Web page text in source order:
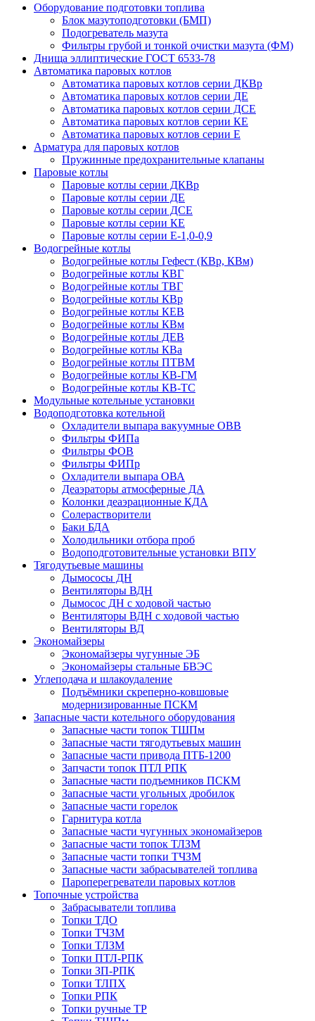
Оборудование подготовки топлива
Блок мазутоподготовки (БМП)
Подогреватель мазута
Фильтры грубой и тонкой очистки мазута (ФМ)
Днища эллиптические ГОСТ 6533-78
Автоматика паровых котлов
Автоматика паровых котлов серии ДКВр
Автоматика паровых котлов серии ДЕ
Автоматика паровых котлов серии ДСЕ
Автоматика паровых котлов серии КЕ
Автоматика паровых котлов серии Е
Арматура для паровых котлов
Пружинные предохранительные клапаны
Паровые котлы
Паровые котлы серии ДКВр
Паровые котлы серии ДЕ
Паровые котлы серии ДСЕ
Паровые котлы серии КЕ
Паровые котлы серии Е-1,0-0,9
Водогрейные котлы
Водогрейные котлы Гефест (КВр, КВм)
Водогрейные котлы КВГ
Водогрейные котлы ТВГ
Водогрейные котлы КВр
Водогрейные котлы КЕВ
Водогрейные котлы КВм
Водогрейные котлы ДЕВ
Водогрейные котлы КВа
Водогрейные котлы ПТВМ
Водогрейные котлы КВ-ГМ
Водогрейные котлы КВ-ТС
Модульные котельные установки
Водоподготовка котельной
Охладители выпара вакуумные ОВВ
Фильтры ФИПа
Фильтры ФОВ
Фильтры ФИПр
Охладители выпара ОВА
Деаэраторы атмосферные ДА
Колонки деаэрационные КДА
Солерастворители
Баки БДА
Холодильники отбора проб
Водоподготовительные установки ВПУ
Тягодутьевые машины
Дымососы ДН
Вентиляторы ВДН
Дымосос ДН с ходовой частью
Вентиляторы ВДН с ходовой частью
Вентиляторы ВД
Экономайзеры
Экономайзеры чугунные ЭБ
Экономайзеры стальные БВЭС
Углеподача и шлакоудаление
Подъёмники скреперно-ковшовые
модернизированные ПСКМ
Запасные части котельного оборудования
Запасные части топок ТШПм
Запасные части тягодутьевых машин
Запасные части привода ПТБ-1200
Запчасти топок ПТЛ РПК
Запасные части подъемников ПСКМ
Запасные части угольных дробилок
Запасные части горелок
Гарнитура котла
Запасные части чугунных экономайзеров
Запасные части топок ТЛЗМ
Запасные части топки ТЧЗМ
Запасные части забрасывателей топлива
Пароперегреватели паровых котлов
Топочные устройства
Забрасыватели топлива
Топки ТДО
Топки ТЧЗМ
Топки ТЛЗМ
Топки ПТЛ-РПК
Топки ЗП-РПК
Топки ТЛПХ
Топки РПК
Топки ручные ТР